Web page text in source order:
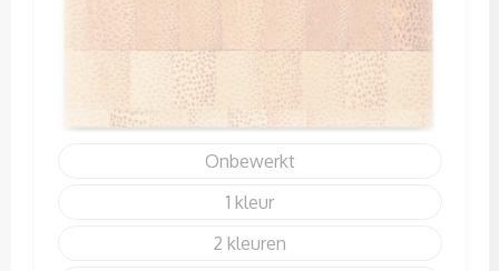
Onbewerkt
1
2